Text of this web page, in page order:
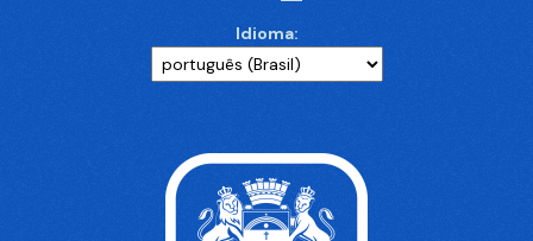
Idioma